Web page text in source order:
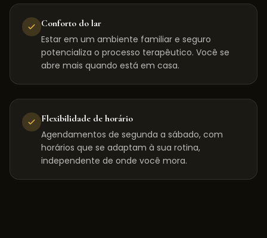
Conforto do lar
Estar em um ambiente familiar e seguro
potencializa o processo terapêutico. Você se
abre mais quando está em casa.
Flexibilidade de horário
Agendamentos de segunda a sábado, com
horários que se adaptam à sua rotina,
independente de onde você mora.